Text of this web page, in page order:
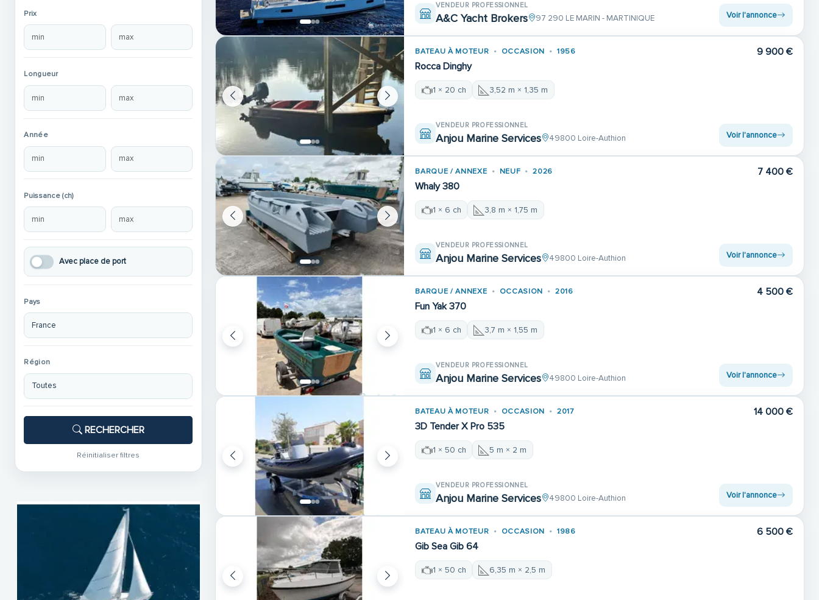
Prix
Longueur
Année
Puissance (ch)
Avec place de port
Pays
Région
RECHERCHER
Réinitialiser filtres
VENDEUR PROFESSIONNEL
A&C Yacht Brokers 97 290 LE MARIN - MARTINIQUE Voir l'annonce
BATEAU À MOTEUR OCCASION 1956
Rocca Dinghy
9 900 €
1 × 20 ch 3,52 m × 1,35 m
VENDEUR PROFESSIONNEL
Anjou Marine Services 49800 Loire-Authion Voir l'annonce
BARQUE / ANNEXE NEUF 2026
Whaly 380
7 400 €
1 × 6 ch 3,8 m × 1,75 m
VENDEUR PROFESSIONNEL
Anjou Marine Services 49800 Loire-Authion Voir l'annonce
BARQUE / ANNEXE OCCASION 2016
Fun Yak 370
4 500 €
1 × 6 ch 3,7 m × 1,55 m
VENDEUR PROFESSIONNEL
Anjou Marine Services 49800 Loire-Authion Voir l'annonce
BATEAU À MOTEUR OCCASION 2017
3D Tender X Pro 535
14 000 €
1 × 50 ch 5 m × 2 m
VENDEUR PROFESSIONNEL
Anjou Marine Services 49800 Loire-Authion Voir l'annonce
BATEAU À MOTEUR OCCASION 1986
Gib Sea Gib 64
6 500 €
1 × 50 ch 6,35 m × 2,5 m